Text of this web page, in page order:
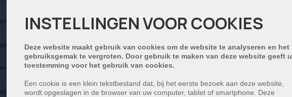
INSTELLINGEN VOOR COOKIES
Deze website maakt gebruik van cookies om de website te analyseren en het
gebruiksgemak te vergroten. Door gebruik te maken van deze website geeft u
toestemming voor het gebruik van cookies.
Een cookie is een klein tekstbestand dat, bij het eerste bezoek aan deze website,
wordt opgeslagen in de browser van uw computer, tablet of smartphone. Deze